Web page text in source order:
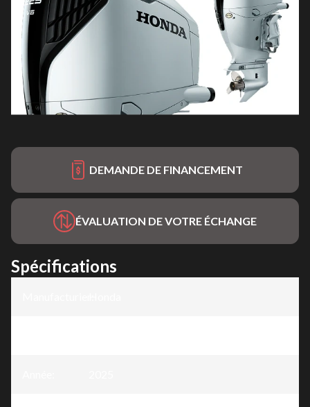
DEMANDE DE FINANCEMENT
ÉVALUATION DE VOTRE ÉCHANGE
Spécifications